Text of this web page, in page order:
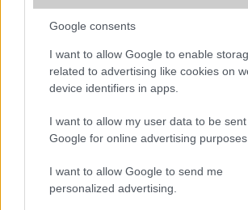
Google consents
I want to allow Google to enable
related to advertising like cookies on
device identifiers in apps.
I want to allow my user data to be
Google for online advertising purposes.
I want to allow Google to send me
personalized advertising.
Márka :